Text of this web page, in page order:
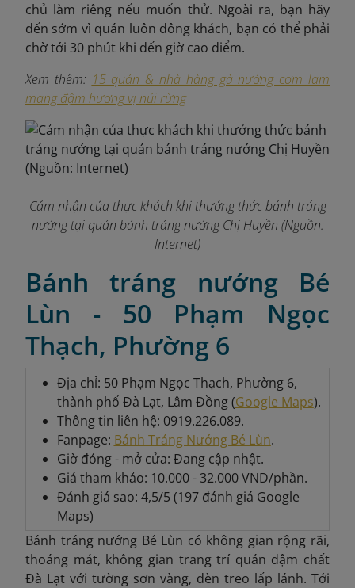
chủ làm riêng nếu muốn thử. Ngoài ra, bạn hãy
đến sớm vì quán luôn đông khách, bạn có thể phải
chờ tới 30 phút khi đến giờ cao điểm.
Xem thêm: 15 quán & nhà hàng gà nướng cơm lam
mang đậm hương vị núi rừng
Cảm nhận của thực khách khi thưởng thức bánh tráng
nướng tại quán bánh tráng nướng Chị Huyền (Nguồn:
Internet)
Bánh tráng nướng Bé
Lùn - 50 Phạm Ngọc
Thạch, Phường 6
Địa chỉ: 50 Phạm Ngọc Thạch, Phường 6,
thành phố Đà Lạt, Lâm Đồng (Google Maps).
Thông tin liên hệ: 0919.226.089.
Fanpage: Bánh Tráng Nướng Bé Lùn.
Giờ đóng - mở cửa: Đang cập nhật.
Giá tham khảo: 10.000 - 32.000 VND/phần.
Đánh giá sao: 4,5/5 (197 đánh giá Google
Maps)
Bánh tráng nướng Bé Lùn có không gian rộng rãi,
thoáng mát, không gian trang trí quán đậm chất
Đà Lạt với tường sơn vàng, đèn treo lấp lánh. Tới